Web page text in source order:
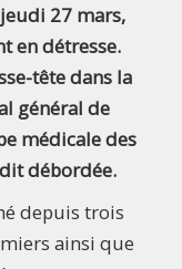
27 mars,
en détresse.
tête dans la
général de
médicale des
débordée.
depuis trois
ainsi que